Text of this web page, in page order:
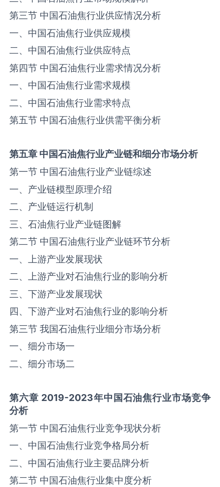
第三节 中国石油焦行业供应情况分析
一、中国石油焦行业供应规模
二、中国石油焦行业供应特点
第四节 中国石油焦行业需求情况分析
一、中国石油焦行业需求规模
二、中国石油焦行业需求特点
第五节 中国石油焦行业供需平衡分析
第五章 中国石油焦行业产业链和细分市场分析
第一节 中国石油焦行业产业链综述
一、产业链模型原理介绍
二、产业链运行机制
三、石油焦行业产业链图解
第二节 中国石油焦行业产业链环节分析
一、上游产业发展现状
二、上游产业对石油焦行业的影响分析
三、下游产业发展现状
四、下游产业对石油焦行业的影响分析
第三节 我国石油焦行业细分市场分析
一、细分市场一
二、细分市场二
第六章 2019-2023年中国石油焦行业市场竞争
分析
第一节 中国石油焦行业竞争现状分析
一、中国石油焦行业竞争格局分析
二、中国石油焦行业主要品牌分析
第二节 中国石油焦行业集中度分析